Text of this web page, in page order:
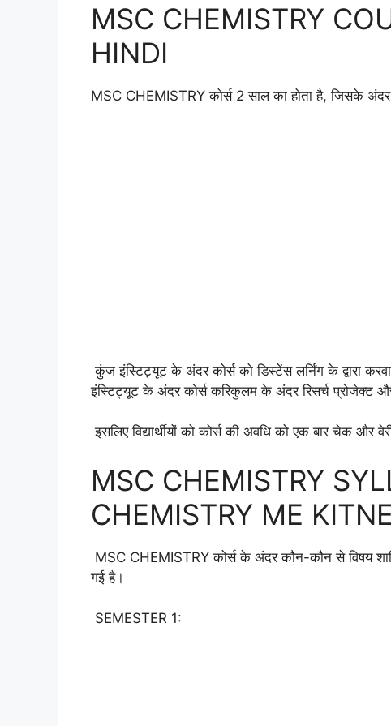
MSC CHEMISTRY
HINDI
MSC CHEMISTRY कोर्स 2 साल का होता है, जिसके
कुंज इंस्टिट्यूट के अंदर कोर्स को डिस्टेंस लर्निंग के द्वारा
इंस्टिट्यूट के अंदर कोर्स करिकुलम के अंदर रिसर्च प्रोजेक्ट और
इसलिए विद्यार्थीयों को कोर्स की अवधि को एक बार चेक और
MSC CHEMISTRY
CHEMISTRY ME
MSC CHEMISTRY कोर्स के अंदर कौन-कौन से विषय
गई है।
SEMESTER 1: